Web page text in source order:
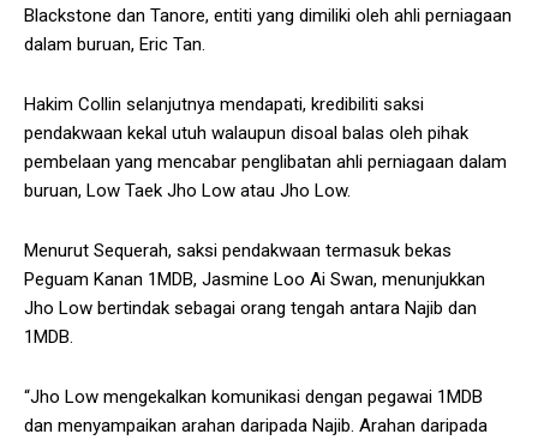
Blackstone dan Tanore, entiti yang dimiliki oleh ahli perniagaan
dalam buruan, Eric Tan.
Hakim Collin selanjutnya mendapati, kredibiliti saksi
pendakwaan kekal utuh walaupun disoal balas oleh pihak
pembelaan yang mencabar penglibatan ahli perniagaan dalam
buruan, Low Taek Jho Low atau Jho Low.
Menurut Sequerah, saksi pendakwaan termasuk bekas
Peguam Kanan 1MDB, Jasmine Loo Ai Swan, menunjukkan
Jho Low bertindak sebagai orang tengah antara Najib dan
1MDB.
“Jho Low mengekalkan komunikasi dengan pegawai 1MDB
dan menyampaikan arahan daripada Najib. Arahan daripada